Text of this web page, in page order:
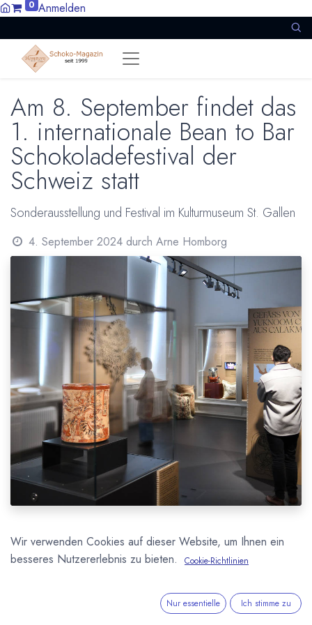
0 Anmelden
Am 8. September findet das
1. internationale Bean to Bar
Schokoladefestival der
Schweiz statt
Sonderausstellung und Festival im Kulturmuseum St. Gallen
4. September 2024 durch Arne Homborg
Am 8. September 2024 finden von 10 bis 17 Uhr im
Kulturmuseum St. Gallen das erste internationale Bean to
Kulturmuseum widmet der Schokolade eine
Sonderausstellung die bis zum 20. Oktober zu sehen ist.
Wir verwenden Cookies auf dieser Website, um Ihnen ein
besseres Nutzererlebnis zu bieten.
Cookie-Richtlinien
Nur essentielle Ich stimme zu